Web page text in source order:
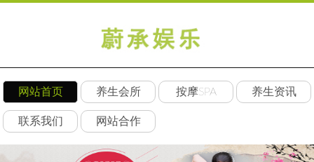
网站首页 养生会所 按摩SPA 养生资讯
联系我们 网站合作